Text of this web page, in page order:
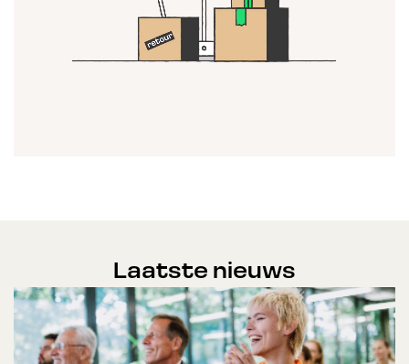
Laatste nieuws